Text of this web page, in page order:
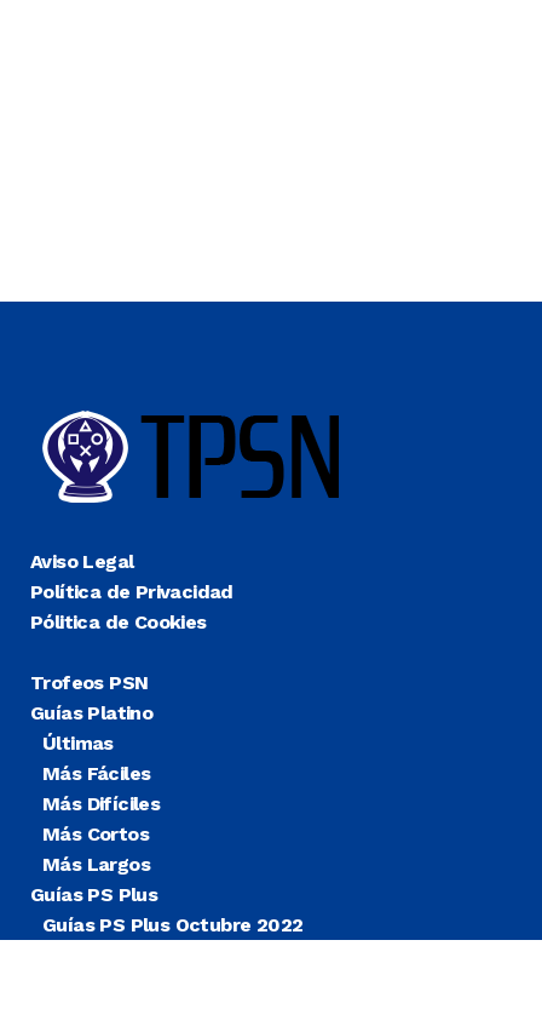
Aviso Legal
Política de Privacidad
Pólitica de Cookies
Trofeos PSN
Guías Platino
Últimas
Más Fáciles
Más Difíciles
Más Cortos
Más Largos
Guías PS Plus
Guías PS Plus Octubre 2022